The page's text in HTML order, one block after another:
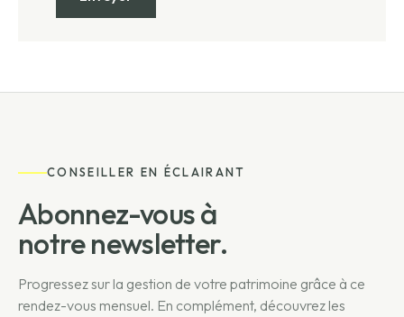
CONSEILLER EN ÉCLAIRANT
Abonnez-vous à
notre newsletter.
Progressez sur la gestion de votre patrimoine grâce à ce
rendez-vous mensuel. En complément, découvrez les